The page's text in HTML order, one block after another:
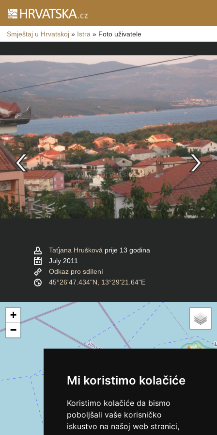
Mi koristimo kolačiće
Koristimo kolačiće da bismo
poboljšali vaše korisničko
iskustvo na našoj web stranici,
Smještaj u Hrvatskoj » Istra » Foto uživatele
Taťjana Hrušková prije 13 godina
July 2011
Odkaz pro sdílení
45°26'47.434"N, 13°29'21.64"E
+
−